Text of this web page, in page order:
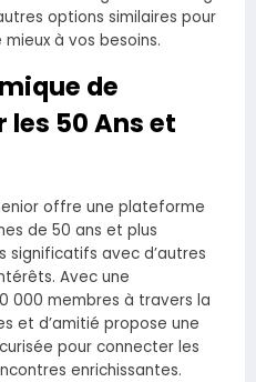
options similaires pour
à vos besoins.
de
les 50 Ans et
offre une plateforme
de 50 ans et plus
significatifs avec d’autres
Avec une
000 membres à travers la
et d’amitié propose une
pour connecter les
enrichissantes.